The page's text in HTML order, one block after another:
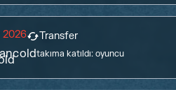
2026 Transfer
takıma katıldı:oyuncu